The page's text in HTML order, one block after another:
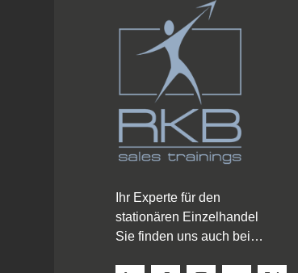
Ihr Experte für den
stationären Einzelhandel
Sie finden uns auch bei…